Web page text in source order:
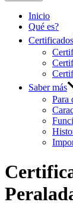
Inicio
Qué es?
Certificados
Saber más
Para